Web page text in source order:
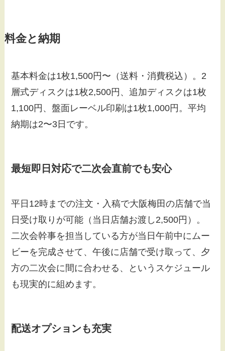
料金と納期
基本料金は1枚1,500円〜（送料・消費税込）。2
層式ディスクは1枚2,500円、追加ディスクは1枚
1,100円、盤面レーベル印刷は1枚1,000円。平均
納期は2〜3日です。
最短即日対応で二次会直前でも安心
平日12時までの注文・入稿で大阪梅田の店舗で当
日受け取りが可能（当日店舗お渡し2,500円）。
二次会幹事を担当している方が当日午前中にムー
ビーを完成させて、午後に店舗で受け取って、夕
方の二次会に間に合わせる、というスケジュール
も現実的に組めます。
配送オプションも充実